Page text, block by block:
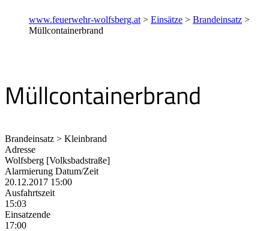
www.feuerwehr-wolfsberg.at > Einsätze > Brandeinsatz >
Müllcontainerbrand
Müllcontainerbrand
Brandeinsatz > Kleinbrand
Adresse
Wolfsberg [Volksbadstraße]
Alarmierung Datum/Zeit
20.12.2017 15:00
Ausfahrtszeit
15:03
Einsatzende
17:00